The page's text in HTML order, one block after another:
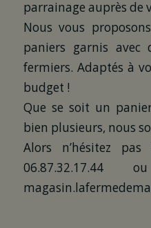
parrainage auprès de
Nous vous
paniers garnis avec
fermiers. Adaptés à
budget !
Que se soit un
bien plusieurs, nous
Alors n’hésitez